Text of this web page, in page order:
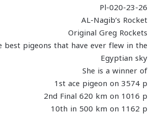
Pl-020-23-26
AL-Nagib’s Rocket
Original Greg Rockets
best pigeons that have ever flew in the
Egyptian sky
She is a winner of
1st ace pigeon on 3574 p
2nd Final 620 km on 1016 p
10th in 500 km on 1162 p